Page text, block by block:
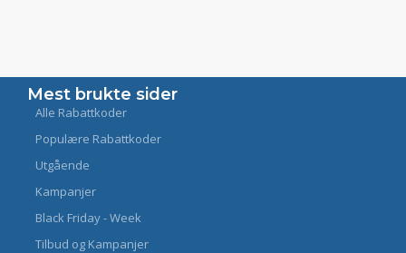
Mest brukte sider
Alle Rabattkoder
Populære Rabattkoder
Utgående
Kampanjer
Black Friday - Week
Tilbud og Kampanjer